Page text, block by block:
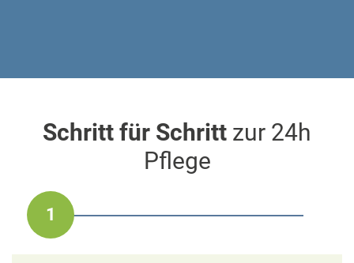
Schritt für Schritt zur 24h
Pflege
1 2 3 4 5